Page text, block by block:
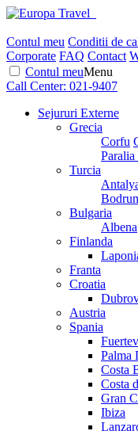
Contul meu Conditii de
Corporate FAQ Contact
Contul meuMenu
Call Center: 021-9407
Sejururi Externe
Grecia
Corfu
Turcia
Bulgaria
Albena
Finlanda
Franta
Croatia
Austria
Spania
Palma
Costa
Costa
Gran
Ibiza